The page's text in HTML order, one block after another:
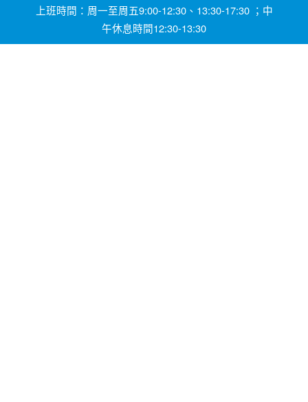
上班時間：周一至周五9:00-12:30、13:30-17:30 ；中
午休息時間12:30-13:30